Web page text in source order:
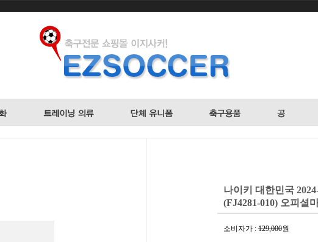
나이키 대한민국
(FJ4281-010) 오피셜
소비자가 :129,000원